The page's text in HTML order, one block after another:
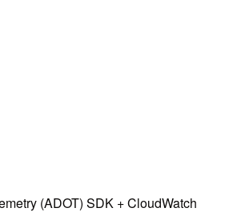
(ADOT) SDK + CloudWatch